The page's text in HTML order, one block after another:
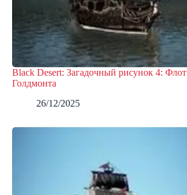
Black Desert: Загадочный рисунок 4: Флот
Голдмонта
26/12/2025